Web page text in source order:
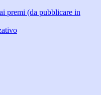
premi (da pubblicare in